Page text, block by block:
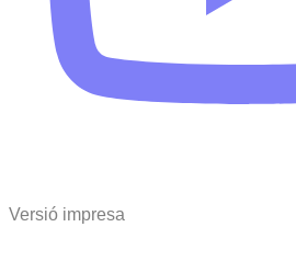
Versió impresa